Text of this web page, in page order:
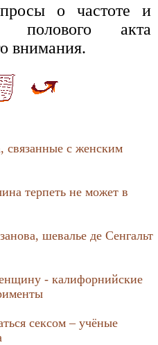
о частоте и
полового акта
внимания.
связанные с женским
терпеть не может в
шевалье де Сенгальт
- калифорнийские
сексом – учёные